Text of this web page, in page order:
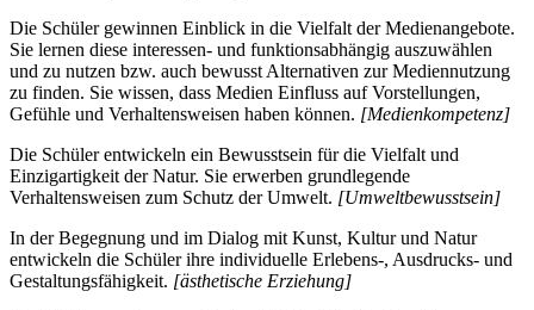
Die Schüler gewinnen Einblick in die Vielfalt der Medienangebote.
Sie lernen diese interessen- und funktionsabhängig auszuwählen
und zu nutzen bzw. auch bewusst Alternativen zur Mediennutzung
zu finden. Sie wissen, dass Medien Einfluss auf Vorstellungen,
Gefühle und Verhaltensweisen haben können. [Medienkompetenz]
Die Schüler entwickeln ein Bewusstsein für die Vielfalt und
Einzigartigkeit der Natur. Sie erwerben grundlegende
Verhaltensweisen zum Schutz der Umwelt. [Umweltbewusstsein]
In der Begegnung und im Dialog mit Kunst, Kultur und Natur
entwickeln die Schüler ihre individuelle Erlebens-, Ausdrucks- und
Gestaltungsfähigkeit. [ästhetische Erziehung]